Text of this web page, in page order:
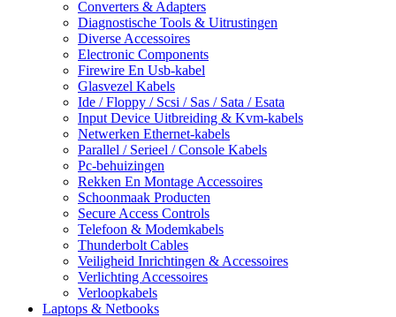
Converters & Adapters
Diagnostische Tools & Uitrustingen
Diverse Accessoires
Electronic Components
Firewire En Usb-kabel
Glasvezel Kabels
Ide / Floppy / Scsi / Sas / Sata / Esata
Input Device Uitbreiding & Kvm-kabels
Netwerken Ethernet-kabels
Parallel / Serieel / Console Kabels
Pc-behuizingen
Rekken En Montage Accessoires
Schoonmaak Producten
Secure Access Controls
Telefoon & Modemkabels
Thunderbolt Cables
Veiligheid Inrichtingen & Accessoires
Verlichting Accessoires
Verloopkabels
Laptops & Netbooks